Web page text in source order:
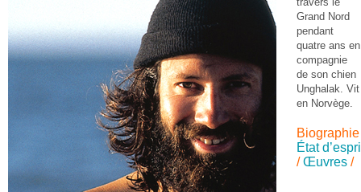
Grand Nord
pendant
quatre ans en
compagnie
de son chien
Unghalak. Vit
en Norvège.
Biographie
État
/Œuvres /